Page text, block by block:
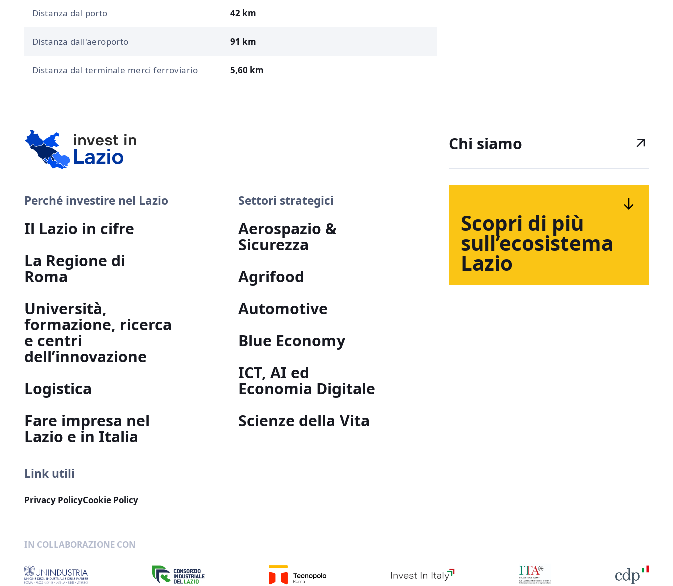
Distanza dal porto 42 km
Distanza dall'aeroporto 91 km
Distanza dal terminale merci ferroviario 5,60 km
Perché investire nel Lazio
Il Lazio in cifre
La Regione di
Roma
Università,
formazione, ricerca
e centri
dell’innovazione
Logistica
Fare impresa nel
Lazio e in Italia
Settori strategici
Aerospazio &
Sicurezza
Agrifood
Automotive
Blue Economy
ICT, AI ed
Economia Digitale
Scienze della Vita
Link utili
Privacy PolicyCookie Policy
Chi siamo
Scopri di più
sull’ecosistema
Lazio
IN COLLABORAZIONE CON